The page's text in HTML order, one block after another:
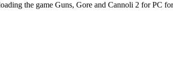
the game Guns, Gore and Cannoli 2 for PC